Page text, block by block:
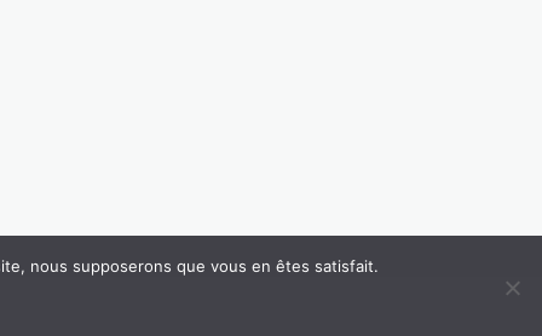
nous supposerons que vous en êtes satisfait.